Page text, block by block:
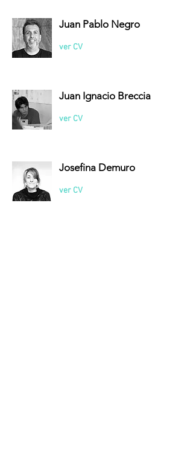
Juan Pablo Negro
ver CV
Juan Ignacio Breccia
ver CV
Josefina Demuro
ver CV